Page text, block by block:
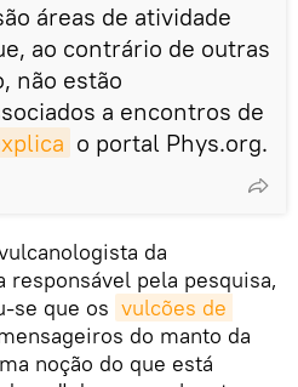
áreas de atividade
ao contrário de outras
não estão
a encontros de
o portal Phys.org.
da
responsável pela pesquisa,
se que os vulcões de
do manto da
noção do que está